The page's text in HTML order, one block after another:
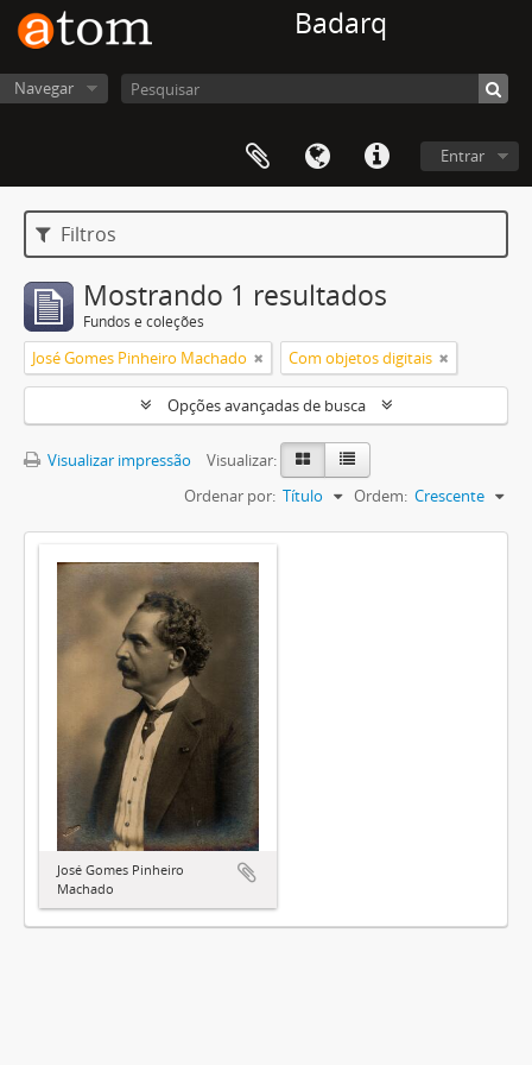
Badarq
Navegar
Entrar
Filtros
Mostrando 1 resultados
Fundos e coleções
José Gomes Pinheiro Machado Com objetos digitais
Opções avançadas de busca
Visualizar impressão
Visualizar:
Ordenar por: Título Ordem: Crescente
José Gomes Pinheiro
Machado